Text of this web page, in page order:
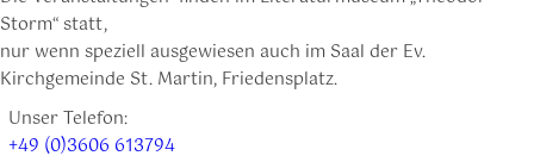
Storm“ statt,
nur wenn speziell ausgewiesen auch im Saal der Ev.
Kirchgemeinde St. Martin, Friedensplatz.
Unser Telefon:
+49 (0)3606 613794